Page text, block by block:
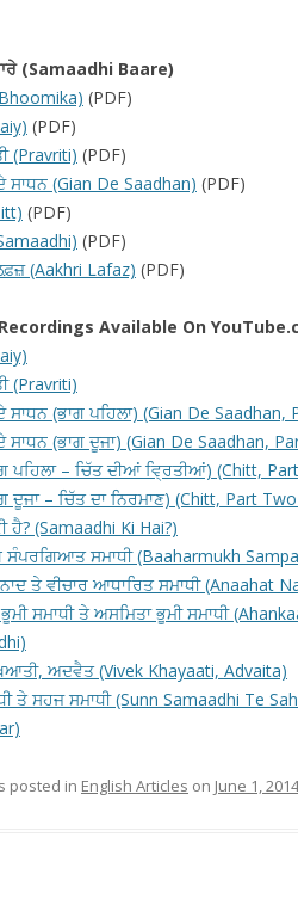
(Samaadhi Baare)
(PDF)
(PDF)
(Pravriti) (PDF)
(Gian De Saadhan) (PDF)
(PDF)
(PDF)
(Aakhri Lafaz) (PDF)
Available On
(Pravriti)
(ਭਾਗ ਪਹਿਲਾ) (Gian De Saadhan,
(ਭਾਗ ਦੂਜਾ) (Gian De Saadhan,
ਪਹਿਲਾ – ਚਿੱਤ ਦੀਆਂ ਵ੍ਰਿਤੀਆਂ) (Chitt, Part
ਦੂਜਾ – ਚਿੱਤ ਦਾ ਨਿਰਮਾਣ) (Chitt, Part
ਹੈ? (Samaadhi Ki Hai?)
ਸੰਪਰਗਿਆਤ ਸਮਾਧੀ (Baaharmukh
ਤੇ ਵੀਚਾਰ ਆਧਾਰਿਤ ਸਮਾਧੀ (Anaahat
ਸਮਾਧੀ ਤੇ ਅਸਮਿਤਾ ਭੂਮੀ ਸਮਾਧੀ
ਅਦਵੈਤ (Vivek Khayaati, Advaita)
ਤੇ ਸਹਜ ਸਮਾਧੀ (Sunn Samaadhi Te
posted in English Articles on June 1, 2014